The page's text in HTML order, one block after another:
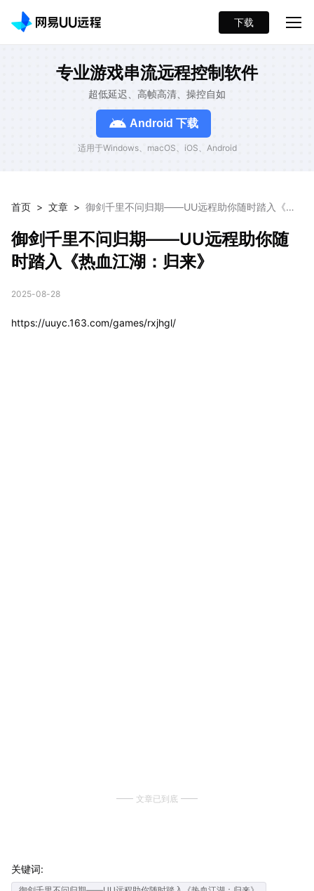
下载
专业游戏串流远程控制软件
超低延迟、高帧高清、操控自如
Android 下载
适用于Windows、macOS、iOS、Android
首页 > 文章 > 御剑千里不问归期——UU远程助你随时踏入《热
御剑千里不问归期——UU远程助你随
时踏入《热血江湖：归来》
2025-08-28
https://uuyc.163.com/games/rxjhgl/
文章已到底
关键词: